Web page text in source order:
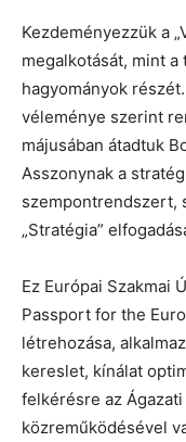
Kezdeményezzük a
megalkotását, mint
hagyományok
véleménye szerint
májusában átadtuk
Asszonynak a
szempontrendszert,
„Stratégia”
Ez Európai Szakmai
Passport for the
létrehozása,
kereslet, kínálat
felkérésre az
közreműködésével